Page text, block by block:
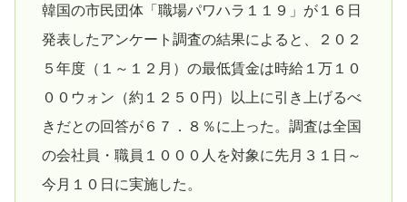
韓国の市民団体「職場パワハラ１１９」が１６日
発表したアンケート調査の結果によると、２０２
５年度（１～１２月）の最低賃金は時給１万１０
００ウォン（約１２５０円）以上に引き上げるべ
きだとの回答が６７．８％に上った。調査は全国
の会社員・職員１０００人を対象に先月３１日～
今月１０日に実施した。